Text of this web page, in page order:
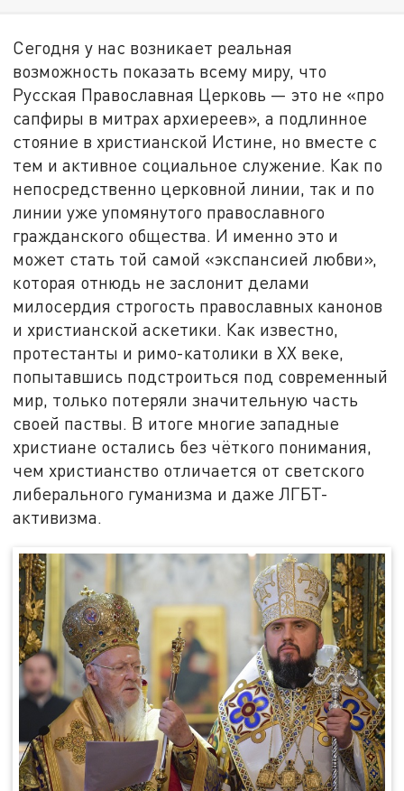
Сегодня у нас возникает реальная
возможность показать всему миру, что
Русская Православная Церковь — это не «про
сапфиры в митрах архиереев», а подлинное
стояние в христианской Истине, но вместе с
тем и активное социальное служение. Как по
непосредственно церковной линии, так и по
линии уже упомянутого православного
гражданского общества. И именно это и
может стать той самой «экспансией любви»,
которая отнюдь не заслонит делами
милосердия строгость православных канонов
и христианской аскетики. Как известно,
протестанты и римо-католики в XX веке,
попытавшись подстроиться под современный
мир, только потеряли значительную часть
своей паствы. В итоге многие западные
христиане остались без чёткого понимания,
чем христианство отличается от светского
либерального гуманизма и даже ЛГБТ-
активизма.